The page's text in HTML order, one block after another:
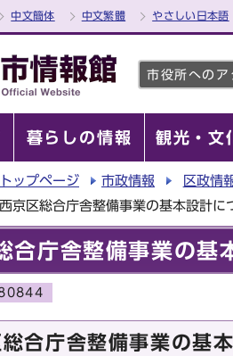
中文簡体 中文繁體 やさしい日本語
市役所へのア
暮らしの情報 観光・文
トップページ 市政情報 区政情
西京区総合庁舎整備事業の基本設計に
合庁舎整備事業の基
合庁舎整備事業の基